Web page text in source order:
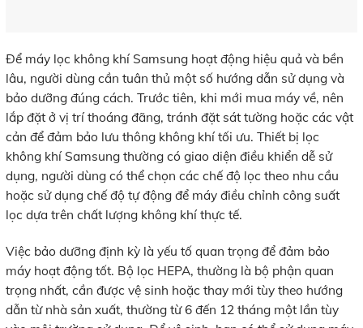
Để máy lọc không khí Samsung hoạt động hiệu quả và bền
lâu, người dùng cần tuân thủ một số hướng dẫn sử dụng và
bảo dưỡng đúng cách. Trước tiên, khi mới mua máy về, nên
lắp đặt ở vị trí thoáng đãng, tránh đặt sát tường hoặc các vật
cản để đảm bảo lưu thông không khí tối ưu. Thiết bị lọc
không khí Samsung thường có giao diện điều khiển dễ sử
dụng, người dùng có thể chọn các chế độ lọc theo nhu cầu
hoặc sử dụng chế độ tự động để máy điều chỉnh công suất
lọc dựa trên chất lượng không khí thực tế.
Việc bảo dưỡng định kỳ là yếu tố quan trọng để đảm bảo
máy hoạt động tốt. Bộ lọc HEPA, thường là bộ phận quan
trọng nhất, cần được vệ sinh hoặc thay mới tùy theo hướng
dẫn từ nhà sản xuất, thường từ 6 đến 12 tháng một lần tùy